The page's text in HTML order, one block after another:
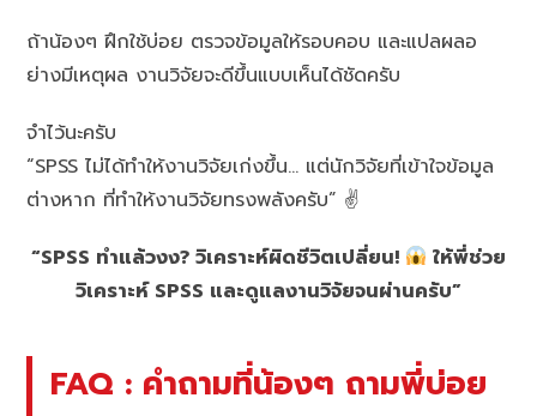
ถ้าน้องๆ ฝึกใช้บ่อย ตรวจข้อมูลให้รอบคอบ และแปลผลอ
ย่างมีเหตุผล งานวิจัยจะดีขึ้นแบบเห็นได้ชัดครับ
จำไว้นะครับ
“SPSS ไม่ได้ทำให้งานวิจัยเก่งขึ้น… แต่นักวิจัยที่เข้าใจข้อมูล
ต่างหาก ที่ทำให้งานวิจัยทรงพลังครับ” ✌️
“SPSS ทำแล้วงง? วิเคราะห์ผิดชีวิตเปลี่ยน!
ให้พี่ช่วย
วิเคราะห์ SPSS และดูแลงานวิจัยจนผ่านครับ”
FAQ : คำถามที่น้องๆ ถามพี่บ่อย